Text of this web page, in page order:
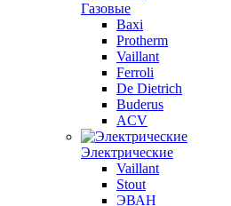
Газовые
Baxi
Protherm
Vaillant
Ferroli
De Dietrich
Buderus
ACV
Электрические
Vaillant
Stout
ЭВАН